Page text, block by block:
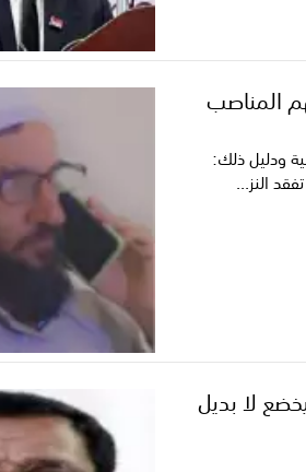
المناصب
ودليل ذلك:
النز...
لا بديل